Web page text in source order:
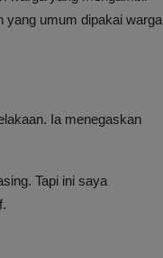
yang umum dipakai warga
Ia menegaskan
Tapi ini saya